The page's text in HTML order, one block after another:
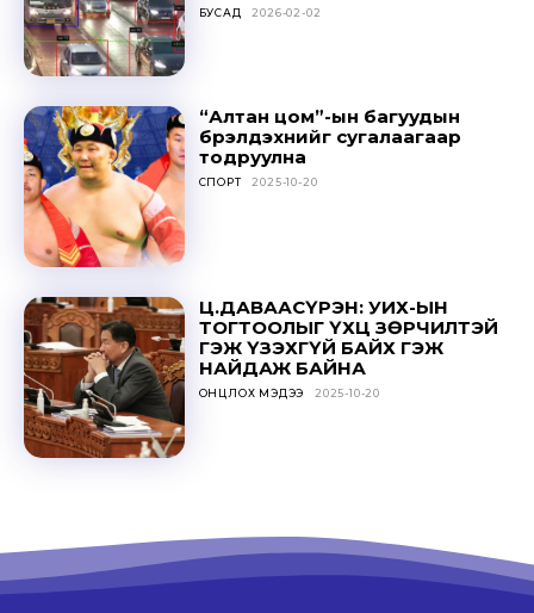
БУСАД 2026-02-02
“Алтан цом”-ын багуудын
бүрэлдэхүүнийг сугалаагаар
тодруулна
СПОРТ 2025-10-20
Ц.ДАВААСҮРЭН: УИХ-ЫН
ТОГТООЛЫГ ҮХЦ ЗӨРЧИЛТЭЙ
ГЭЖ ҮЗЭХГҮЙ БАЙХ ГЭЖ
НАЙДАЖ БАЙНА
ОНЦЛОХ МЭДЭЭ 2025-10-20